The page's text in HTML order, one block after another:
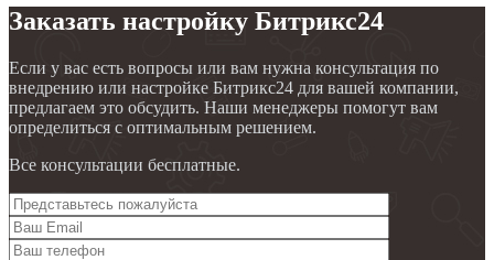
Заказать настройку Битрикс24
Если у вас есть вопросы или вам нужна консультация по
внедрению или настройке Битрикс24 для вашей компании,
предлагаем это обсудить. Наши менеджеры помогут вам
определиться с оптимальным решением.
Все консультации бесплатные.